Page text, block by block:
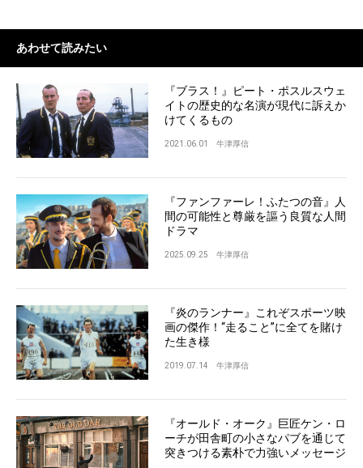
あわせて読みたい
『ブラス！』ピート・ポスルスウェ
イトの歴史的な名演が現代に訴えか
けてくるもの
2021.06.01 牛津厚信
『ファンファーレ！ふたつの音』人
間の可能性と尊厳を謳う良質な人間
ドラマ
2025.09.25 牛津厚信
『炎のランナー』これぞスポーツ映
画の傑作！“走ること”に全てを賭け
た生き様
2019.07.14 牛津厚信
『オールド・オーク』巨匠ケン・ロ
ーチが田舎町の小さなパブを通じて
突きつける素朴で力強いメッセージ